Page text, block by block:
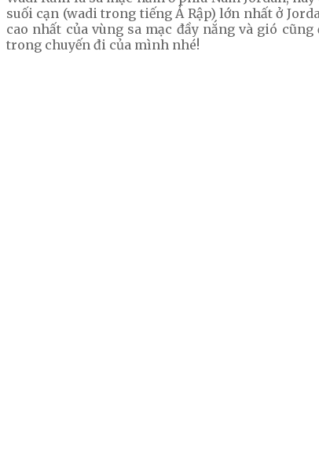
suối cạn (wadi trong tiếng Ả Rập) lớn nhất ở
cao nhất của vùng sa mạc đầy nắng và gió
trong chuyến đi của mình nhé!